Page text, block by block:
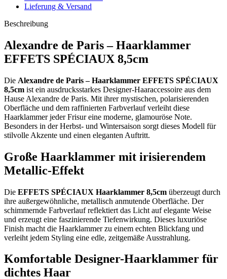
Lieferung & Versand
Beschreibung
Alexandre de Paris – Haarklammer
EFFETS SPÉCIAUX 8,5cm
Die Alexandre de Paris – Haarklammer EFFETS SPÉCIAUX
8,5cm ist ein ausdrucksstarkes Designer-Haaraccessoire aus dem
Hause Alexandre de Paris. Mit ihrer mystischen, polarisierenden
Oberfläche und dem raffinierten Farbverlauf verleiht diese
Haarklammer jeder Frisur eine moderne, glamouröse Note.
Besonders in der Herbst- und Wintersaison sorgt dieses Modell für
stilvolle Akzente und einen eleganten Auftritt.
Große Haarklammer mit irisierendem
Metallic-Effekt
Die EFFETS SPÉCIAUX Haarklammer 8,5cm überzeugt durch
ihre außergewöhnliche, metallisch anmutende Oberfläche. Der
schimmernde Farbverlauf reflektiert das Licht auf elegante Weise
und erzeugt eine faszinierende Tiefenwirkung. Dieses luxuriöse
Finish macht die Haarklammer zu einem echten Blickfang und
verleiht jedem Styling eine edle, zeitgemäße Ausstrahlung.
Komfortable Designer-Haarklammer für
dichtes Haar